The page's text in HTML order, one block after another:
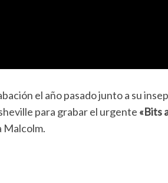
el año pasado junto a su
para grabar el urgente «Bits
Malcolm.